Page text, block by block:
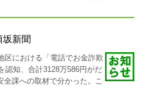
坂新聞
における「電話でお金詐欺
認知、合計3128万586円がだ
全課への取材で分かった。こ